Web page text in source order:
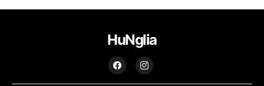
HuNglia